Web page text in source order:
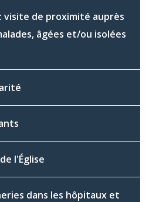
visite de proximité auprès
âgées et/ou isolées
l'Église
dans les hôpitaux et